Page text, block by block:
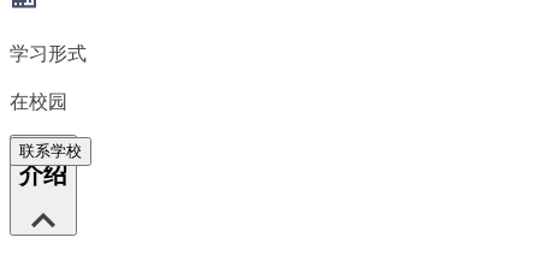
学习形式
在校园
联系学校
介绍